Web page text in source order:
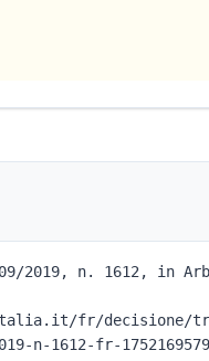
2019, n. 1612, in
fr/decisione/
n-1612-fr-